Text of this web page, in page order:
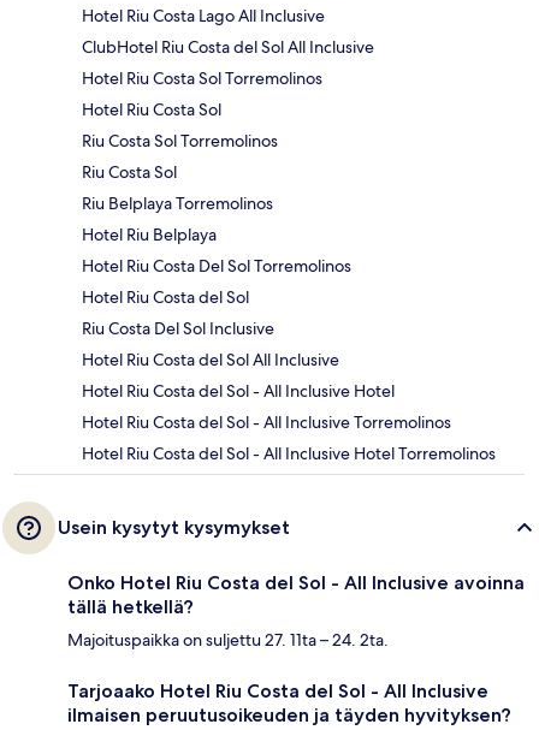
Hotel Riu Costa Lago All Inclusive
ClubHotel Riu Costa del Sol All Inclusive
Hotel Riu Costa Sol Torremolinos
Hotel Riu Costa Sol
Riu Costa Sol Torremolinos
Riu Costa Sol
Riu Belplaya Torremolinos
Hotel Riu Belplaya
Hotel Riu Costa Del Sol Torremolinos
Hotel Riu Costa del Sol
Riu Costa Del Sol Inclusive
Hotel Riu Costa del Sol All Inclusive
Hotel Riu Costa del Sol - All Inclusive Hotel
Hotel Riu Costa del Sol - All Inclusive Torremolinos
Hotel Riu Costa del Sol - All Inclusive Hotel Torremolinos
Usein kysytyt kysymykset
Onko Hotel Riu Costa del Sol - All Inclusive avoinna
tällä hetkellä?
Majoituspaikka on suljettu 27. 11ta – 24. 2ta.
Tarjoaako Hotel Riu Costa del Sol - All Inclusive
ilmaisen peruutusoikeuden ja täyden hyvityksen?